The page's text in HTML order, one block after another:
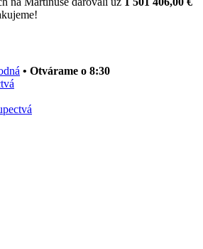
• Otvárame o 8:30